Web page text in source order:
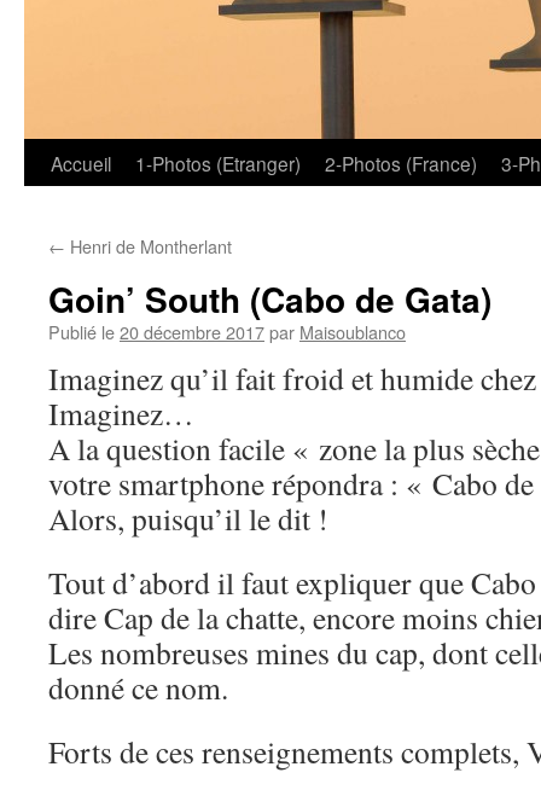
Aller
contenu
Accueil 1-Photos (Etranger) 2-Photos (France) 3-
← Henri de Montherlant
Goin’ South (Cabo de Gata)
Publié le20 décembre 2017par Maisoublanco
Imaginez qu’il fait froid et humide
Imaginez…
A la question facile « zone la plus
votre smartphone répondra : « Cabo
Alors, puisqu’il le dit !
Tout d’abord il faut expliquer que Cabo
dire Cap de la chatte, encore moins
Les nombreuses mines du cap, dont
donné ce nom.
Forts de ces renseignements